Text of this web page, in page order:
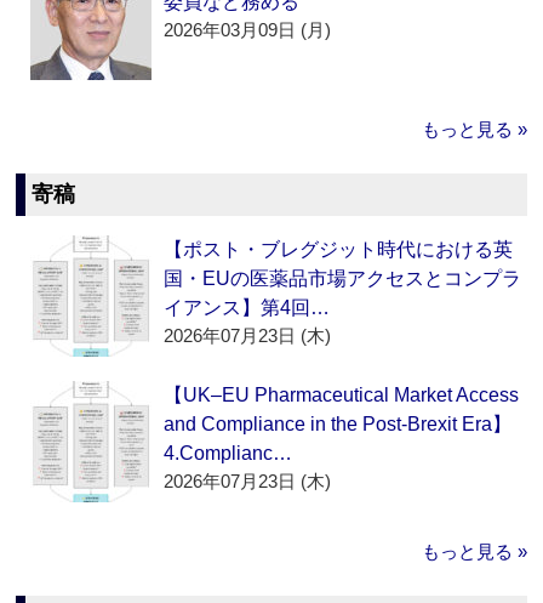
2026年03月09日 (月)
もっと見る »
寄稿
【ポスト・ブレグジット時代における英
国・EUの医薬品市場アクセスとコンプラ
イアンス】第4回…
2026年07月23日 (木)
【UK–EU Pharmaceutical Market Access
and Compliance in the Post-Brexit Era】
4.Complianc…
2026年07月23日 (木)
もっと見る »